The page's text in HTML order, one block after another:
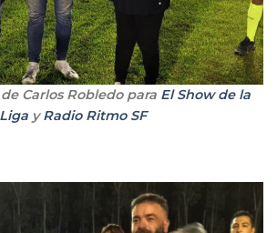
Carlos Robledo para El Show de la
Liga yRadio Ritmo SF